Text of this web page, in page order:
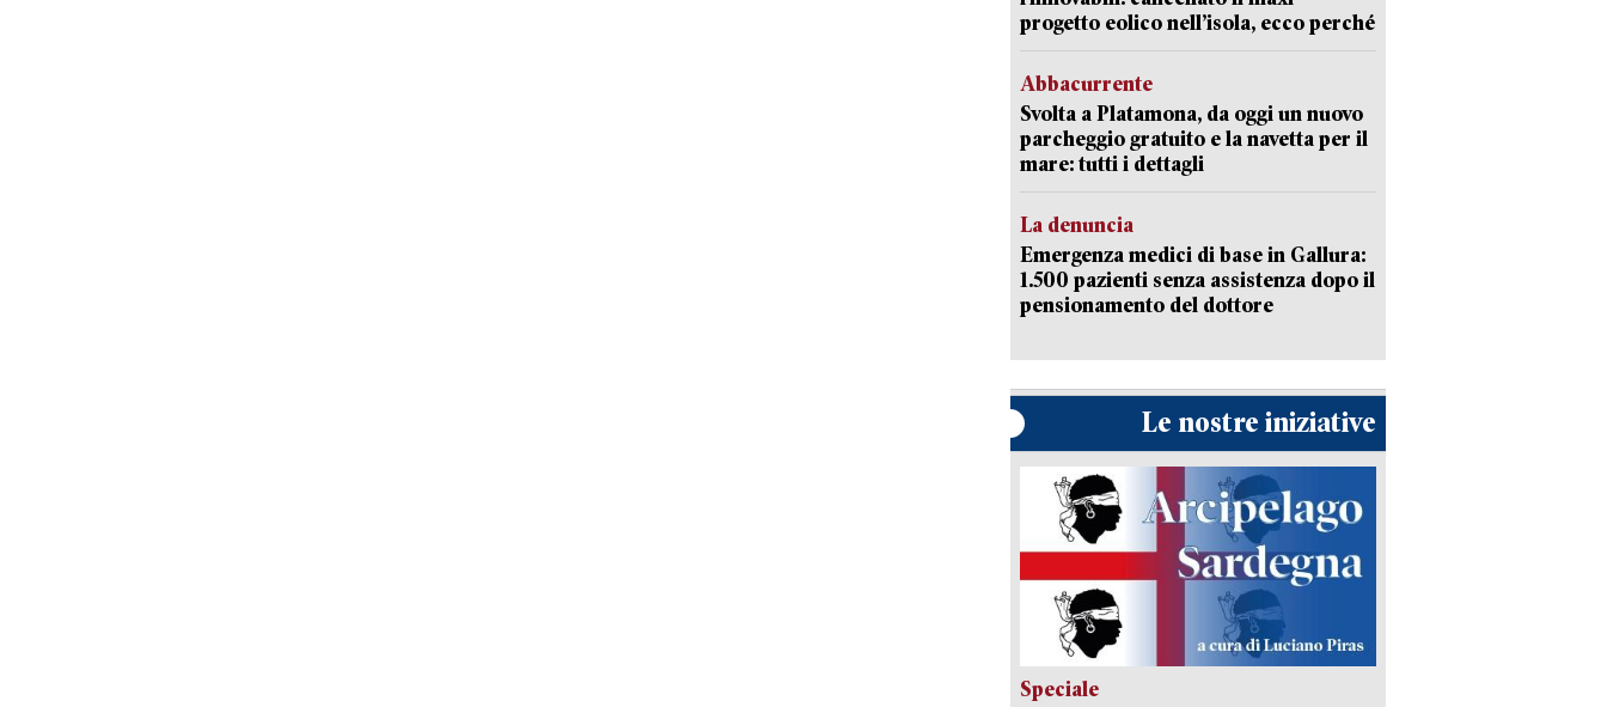
progetto eolico nell’isola, ecco perché
Abbacurrente
Svolta a Platamona, da oggi un nuovo
parcheggio gratuito e la navetta per il
mare: tutti i dettagli
La denuncia
Emergenza medici di base in Gallura:
1.500 pazienti senza assistenza dopo il
pensionamento del dottore
Le nostre iniziative
Speciale